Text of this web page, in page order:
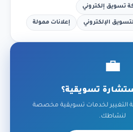
تسويق إلكتروني
الإلكتروني إعلانات ممولة
💼
تسويقية؟
التغيير لخدمات تسويقية مخصصة
لنشاطك.